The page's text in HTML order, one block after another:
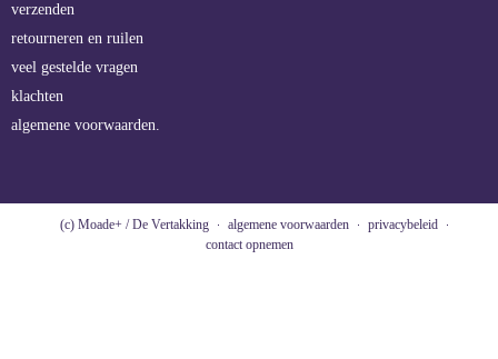
verzenden
retourneren en ruilen
veel gestelde vragen
klachten
algemene voorwaarden.
(c) Moade+ / De Vertakking algemene voorwaarden
privacybeleid
contact opnemen